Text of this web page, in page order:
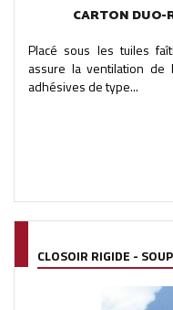
CARTON DUO-
Placé sous les tuiles
assure la ventilation de
adhésives de type...
CLOSOIR RIGIDE -